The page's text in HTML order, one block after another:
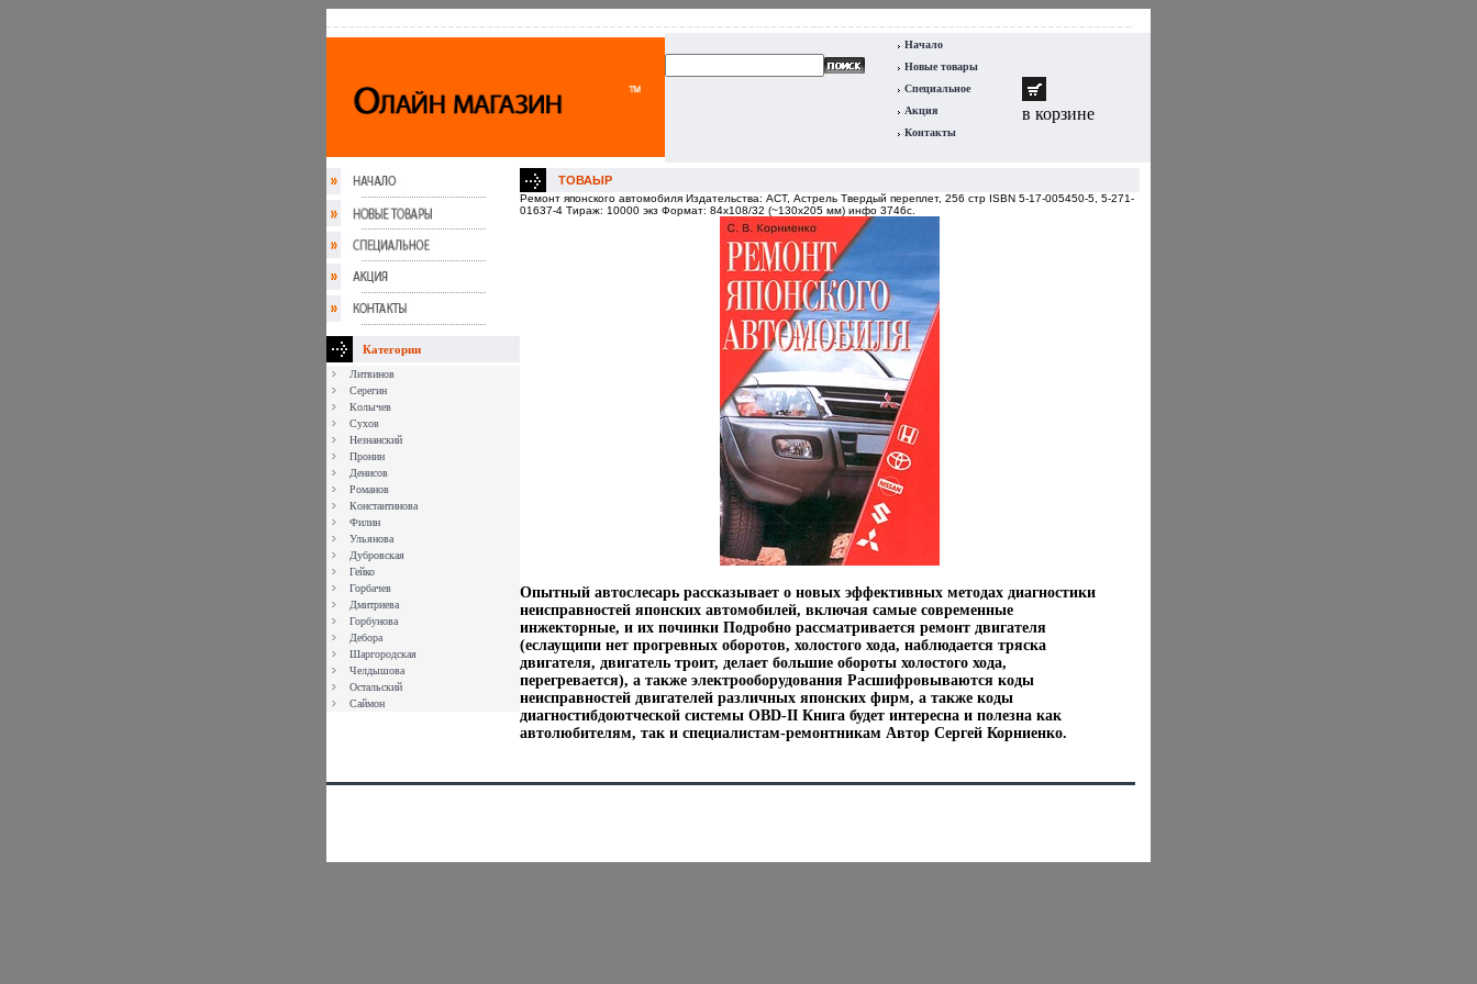
Начало
Новые товары
Специальное
Акция
Контакты
в корзине
Категории
Литвинов
Серегин
Колычев
Сухов
Незнанский
Пронин
Денисов
Романов
Константинова
Филин
Ульянова
Дубровская
Гейко
Горбачев
Дмитриева
Горбунова
Дебора
Шаргородская
Челдышова
Остальский
Саймон
ТОВАЫР
Ремонт японского автомобиля Издательства: АСТ, Астрель Твердый переплет, 256 стр ISBN 5-17-005450-5, 5-271-
01637-4 Тираж: 10000 экз Формат: 84x108/32 (~130х205 мм) инфо 3746c.
Опытный автослесарь рассказывает о новых эффективных методах диагностики
неисправностей японских автомобилей, включая самые современные
инжекторные, и их починки Подробно рассматривается ремонт двигателя
(еслаущипи нет прогревных оборотов, холостого хода, наблюдается тряска
двигателя, двигатель троит, делает большие обороты холостого хода,
перегревается), а также электрооборудования Расшифровываются коды
неисправностей двигателей различных японских фирм, а также коды
диагностибдоютческой системы OBD-II Книга будет интересна и полезна как
автолюбителям, так и специалистам-ремонтникам Автор Сергей Корниенко.